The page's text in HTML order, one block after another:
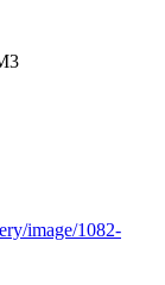
image/1082-